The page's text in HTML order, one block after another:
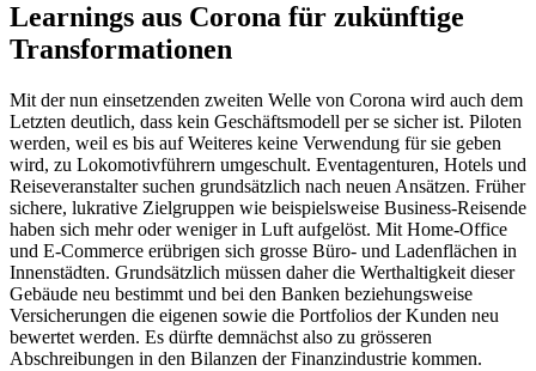
Learnings aus Corona für zukünftige
Transformationen
Mit der nun einsetzenden zweiten Welle von Corona wird auch dem
Letzten deutlich, dass kein Geschäftsmodell per se sicher ist. Piloten
werden, weil es bis auf Weiteres keine Verwendung für sie geben
wird, zu Lokomotivführern umgeschult. Eventagenturen, Hotels und
Reiseveranstalter suchen grundsätzlich nach neuen Ansätzen. Früher
sichere, lukrative Zielgruppen wie beispielsweise Business-Reisende
haben sich mehr oder weniger in Luft aufgelöst. Mit Home-Office
und E-Commerce erübrigen sich grosse Büro- und Ladenflächen in
Innenstädten. Grundsätzlich müssen daher die Werthaltigkeit dieser
Gebäude neu bestimmt und bei den Banken beziehungsweise
Versicherungen die eigenen sowie die Portfolios der Kunden neu
bewertet werden. Es dürfte demnächst also zu grösseren
Abschreibungen in den Bilanzen der Finanzindustrie kommen.